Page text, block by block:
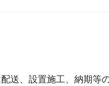
送、設置施工、納期等